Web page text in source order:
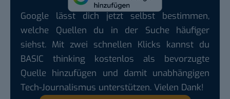
Google lässt dich jetzt selbst bestimmen,
welche Quellen du in der Suche häufiger
siehst. Mit zwei schnellen Klicks kannst du
BASIC thinking kostenlos als bevorzugte
Quelle hinzufügen und damit unabhängigen
Tech-Journalismus unterstützen. Vielen Dank!